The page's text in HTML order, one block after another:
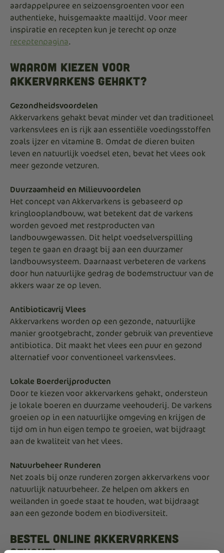
aardappelpuree en seizoensgroenten voor een
authentieke, huisgemaakte maaltijd. Voor meer
inspiratie en recepten kun je terecht op onze
receptenpagina.
Waarom Kiezen Voor
Akkervarkens Gehakt?
Gezondheidsvoordelen
Akkervarkens gehakt bevat minder vet dan traditioneel
varkensvlees en is rijk aan essentiële voedingsstoffen
zoals ijzer en vitamine B. Omdat de dieren buiten
leven en natuurlijk voedsel eten, bevat het vlees ook
meer gezonde vetzuren.
Duurzaamheid en Milieuvoordelen
Het concept van Akkervarkens is gebaseerd op
kringlooplandbouw, wat betekent dat de varkens
worden gevoed met restproducten van
landbouwgewassen. Dit helpt voedselverspilling
tegen te gaan en draagt bij aan een duurzamer
landbouwsysteem. Daarnaast verbeteren de varkens
door hun natuurlijke gedrag de bodemstructuur van de
akkers waar ze op leven.
Antibioticavrij Vlees
Akkervarkens worden op een gezonde, natuurlijke
manier grootgebracht, zonder gebruik van preventieve
antibiotica. Dit maakt het vlees een puur en gezond
alternatief voor conventioneel varkensvlees.
Lokale Boerderijproducten
Door te kiezen voor akkervarkens gehakt, ondersteun
je lokale boeren en duurzame veehouderij. De varkens
groeien op in een natuurlijke omgeving en krijgen de
tijd om in hun eigen tempo te groeien, wat bijdraagt
aan de kwaliteit van het vlees.
Natuurbeheer Runderen
Net zoals bij onze runderen zorgen akkervarkens voor
natuurlijk natuurbeheer. Ze helpen om akkers en
weilanden in goede staat te houden, wat bijdraagt
aan een gezonde bodem en biodiversiteit.
Bestel Online Akkervarkens